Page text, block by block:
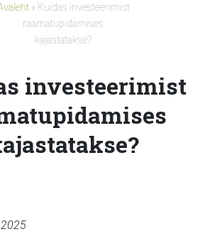
» Kuidas investeerimist
raamatupidamises
kajastatakse?
investeerimist